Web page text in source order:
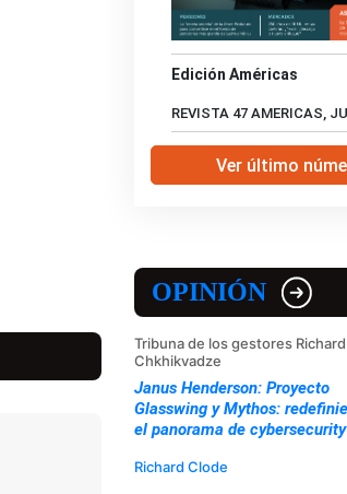
Edición Américas
REVISTA 47 AMERICAS,
Ver último
OPINIÓN
Tribuna de los gestores
Chkhikvadze
Janus Henderson: Proyecto
Glasswing y Mythos:
el panorama de cybersecurity
Richard Clode